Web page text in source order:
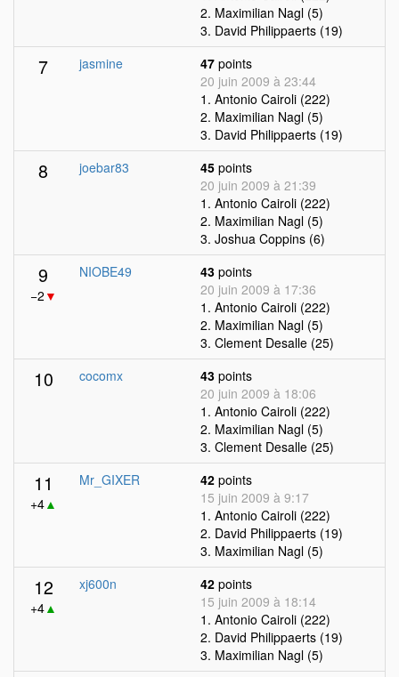
2. Maximilian Nagl (5)
3. David Philippaerts (19)
7 jasmine 47 points
20 juin 2009 à 23:44
1. Antonio Cairoli (222)
2. Maximilian Nagl (5)
3. David Philippaerts (19)
8 joebar83 45 points
20 juin 2009 à 21:39
1. Antonio Cairoli (222)
2. Maximilian Nagl (5)
3. Joshua Coppins (6)
9
−2 ▼
NIOBE49 43 points
20 juin 2009 à 17:36
1. Antonio Cairoli (222)
2. Maximilian Nagl (5)
3. Clement Desalle (25)
10 cocomx 43 points
20 juin 2009 à 18:06
1. Antonio Cairoli (222)
2. Maximilian Nagl (5)
3. Clement Desalle (25)
11
+4▲
Mr_GIXER 42 points
15 juin 2009 à 9:17
1. Antonio Cairoli (222)
2. David Philippaerts (19)
3. Maximilian Nagl (5)
12
+4▲
xj600n 42 points
15 juin 2009 à 18:14
1. Antonio Cairoli (222)
2. David Philippaerts (19)
3. Maximilian Nagl (5)